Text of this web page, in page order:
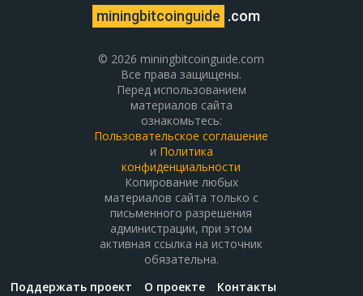
miningbitcoinguide .com
© 2026 miningbitcoinguide.com
Все права защищены.
Перед использованием
материалов сайта
ознакомьтесь:
Пользовательское соглашение
и Политика
конфиденциальности
Копирование любых
материалов сайта только с
письменного разрешения
администрации, при этом
активная ссылка на источник
обязательна.
Поддержать проект
О проекте Контакты